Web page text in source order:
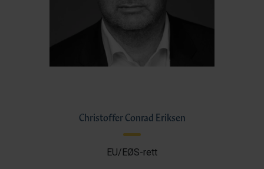
Christoffer Conrad Eriksen
EU/EØS-rett